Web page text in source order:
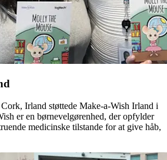
Irland støttede Make-a-Wish Irland i
er en børnevelgørenhed, der opfylder
medicinske tilstande for at give håb,